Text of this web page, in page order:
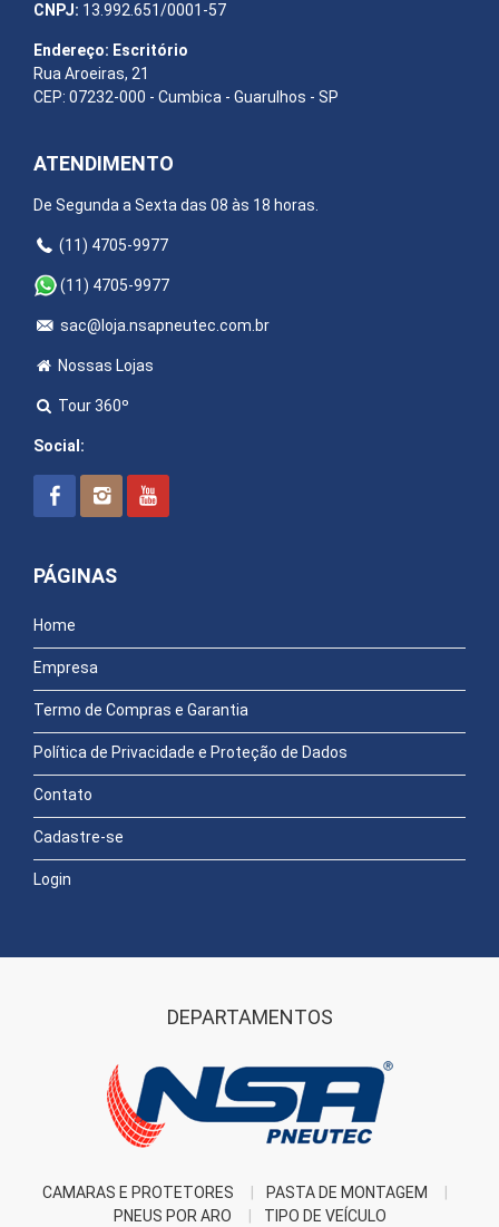
CNPJ: 13.992.651/0001-57
Endereço: Escritório
Rua Aroeiras, 21
CEP: 07232-000 - Cumbica - Guarulhos - SP
ATENDIMENTO
De Segunda a Sexta das 08 às 18 horas.
(11) 4705-9977
(11) 4705-9977
sac@loja.nsapneutec.com.br
Nossas Lojas
Tour 360º
Social:
PÁGINAS
Home
Empresa
Termo de Compras e Garantia
Política de Privacidade e Proteção de Dados
Contato
Cadastre-se
Login
DEPARTAMENTOS
CAMARAS E PROTETORES
PASTA DE MONTAGEM
PNEUS POR ARO
TIPO DE VEÍCULO